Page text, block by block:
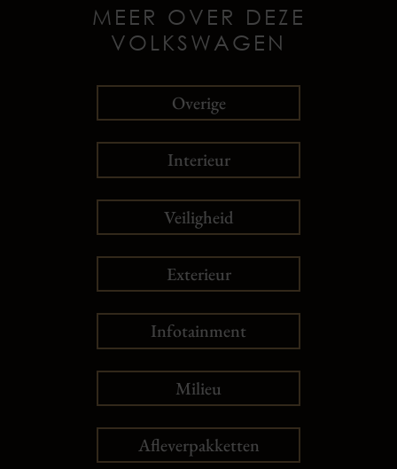
MEER OVER DEZE
VOLKSWAGEN
Overige
Interieur
Veiligheid
Exterieur
Infotainment
Milieu
Afleverpakketten